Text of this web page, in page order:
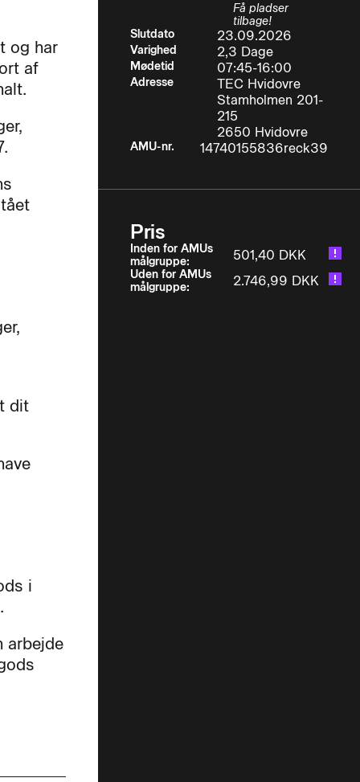
og har
af
dit
i
arbejde
Få pladser
tilbage!
Slutdato
23.09.2026
Varighed 2,3 Dage
Mødetid 07:45-16:00
Adresse
TEC Hvidovre
Stamholmen 201-
215
2650 Hvidovre
AMU-nr. 14740155836reck39
Pris
Inden for AMUs
målgruppe:
501,40 DKK
Uden for AMUs
målgruppe:
2.746,99 DKK